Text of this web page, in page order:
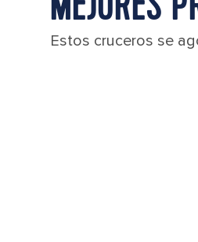
Estos cruceros se